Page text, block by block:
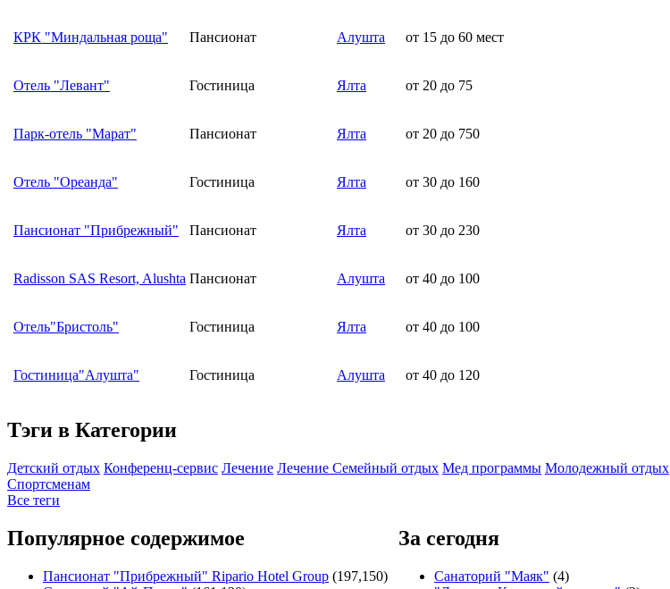
КРК "Миндальная роща" Пансионат Алушта от 15 до 60 мест
Отель "Левант" Гостиница Ялта от 20 до 75
Парк-отель "Марат" Пансионат Ялта от 20 до 750
Отель "Ореанда" Гостиница Ялта от 30 до 160
Пансионат "Прибрежный" Пансионат Ялта от 30 до 230
Radisson SAS Resort, Alushta Пансионат Алушта от 40 до 100
Отель"Бристоль" Гостиница Ялта от 40 до 100
Гостиница"Алушта" Гостиница Алушта от 40 до 120
Тэги в Категории
Детский отдых Конференц-сервис Лечение Лечение Семейный отдых Мед программы Молодежный отдых
Спортсменам
Все теги
Популярное содержимое
Пансионат "Прибрежный" Ripario Hotel Group (197,150)
За сегодня
Санаторий "Маяк" (4)